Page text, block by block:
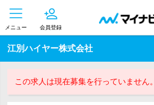
メニュー 会員登録
江別ハイヤー株式会社
この求人は現在募集を行っていません。